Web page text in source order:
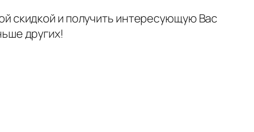
скидкой и получить интересующую Вас
других!